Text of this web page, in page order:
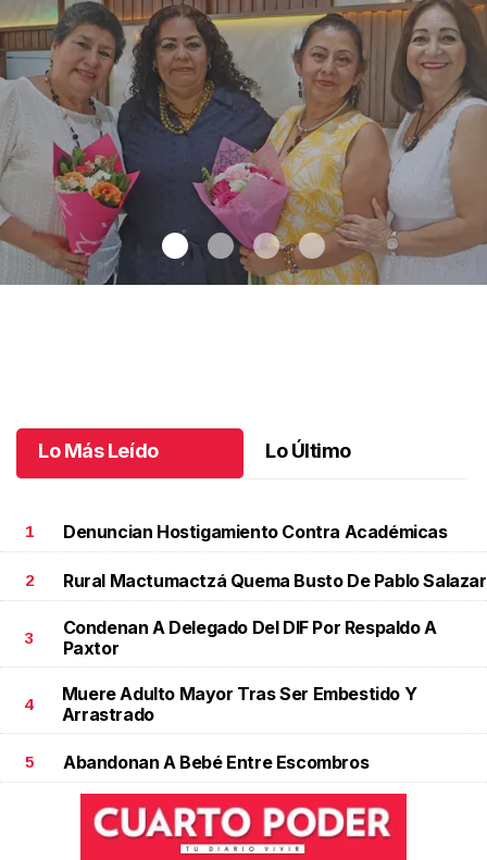
Lo Más Leído Lo Último
1 Denuncian Hostigamiento Contra Académicas
2 Rural Mactumactzá Quema Busto De Pablo Salazar
3
Condenan A Delegado Del DIF Por Respaldo A
Paxtor
4
Muere Adulto Mayor Tras Ser Embestido Y
Arrastrado
5 Abandonan A Bebé Entre Escombros